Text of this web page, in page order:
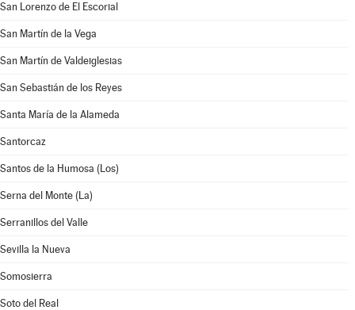
San Lorenzo de El Escorial
San Martín de la Vega
San Martín de Valdeiglesias
San Sebastián de los Reyes
Santa María de la Alameda
Santorcaz
Santos de la Humosa (Los)
Serna del Monte (La)
Serranillos del Valle
Sevilla la Nueva
Somosierra
Soto del Real